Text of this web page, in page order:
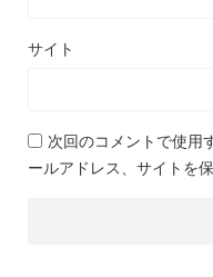
サイト
次回のコメントで使用
ールアドレス、サイトを保